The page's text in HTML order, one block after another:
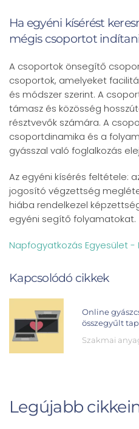
Ha egyéni kísérést
mégis csoportot
A csoportok önsegítő
csoportok, amelyeket
és módszer szerint. A
támasz és közösség
résztvevők számára. A
csoportdinamika és a
gyásszal való foglalkozás
Az egyéni kísérés feltétele:
jogosító végzettség
hiába rendelkezel
egyéni segítő folyamatokat.
Napfogyatkozás Egyesület
Kapcsolódó cikkek
Online
összegyűlt
Szakmai
Legújabb